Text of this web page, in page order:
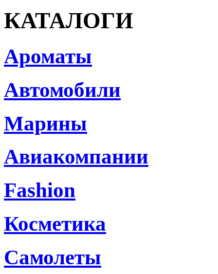
КАТАЛОГИ
Ароматы
Автомобили
Марины
Авиакомпании
Fashion
Косметика
Самолеты